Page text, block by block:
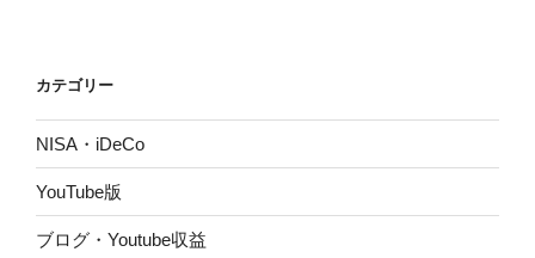
カテゴリー
NISA・iDeCo
YouTube版
ブログ・Youtube収益